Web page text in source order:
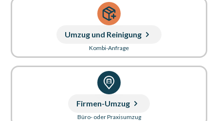
Umzug und Reinigung
Kombi-Anfrage
Firmen-Umzug
Büro- oder Praxisumzug